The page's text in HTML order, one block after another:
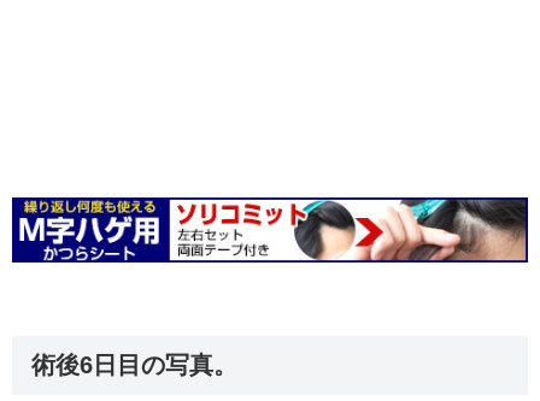
術後6日目の写真。